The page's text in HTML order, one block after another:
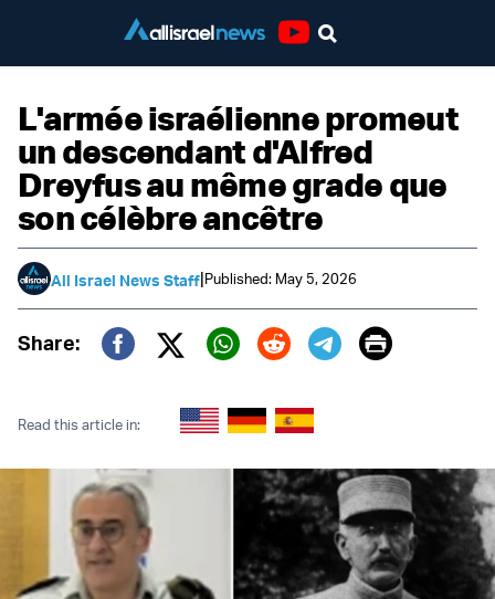
L'armée israélienne promeut
un descendant d'Alfred
Dreyfus au même grade que
son célèbre ancêtre
All Israel News Staff|Published: May 5, 2026
Share:
Twitter (X)
Print
Read this article in: